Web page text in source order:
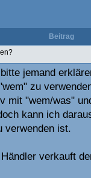
Beitrag
jemand
zu
mit "wem/was"
kann ich
verwenden ist.
verkauft